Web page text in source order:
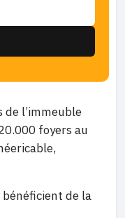
de l’immeuble
foyers au
de la